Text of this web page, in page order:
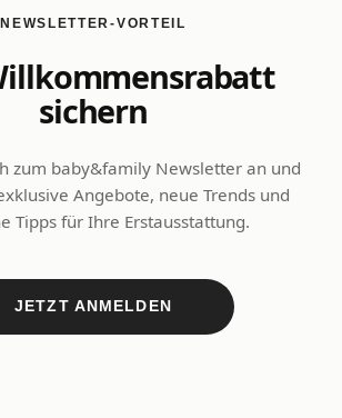
NEWSLETTER-VORTEIL
sichern
zum baby&family Newsletter an und
Angebote, neue Trends und
Tipps für Ihre Erstausstattung.
JETZT ANMELDEN